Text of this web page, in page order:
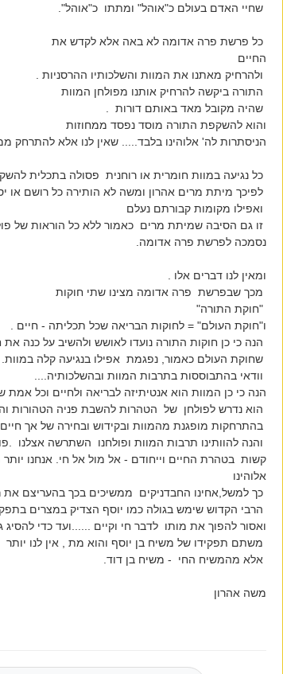
שחיי האדם בעולם כ"אוהל" ומתתו כ"אוהל".
כל פרשת פרה אדומה לא באה אלא לקדש את
החיים
ולהרחיק מאתנו את המוות והשלכותיו ההרסניות .
התורה ביקשה להרחיק אותנו מפולחן המוות
שהיה מקובל מאד באותם דורות .
והוא להשקפת התורה מוסד נפסד ממחוזות
הניסתרות לה' אלוהינו בלבד..... שאין לנו אלא להתרחק
כל נגיעה במוות חומרית או רוחנית פסולה בתכלית
לפיכך מיתת מרים אהרון ומשה לא הותירה כל רושם או
ואפילו מקומות קבורתם נעלם
זו גם הסיבה שמיתת מרים כאמור ללא כל הוראות של
נסמכה לפרשת פרה אדומה.
ומאין לנו דברים אלו .
מכך שבפרשת פרה אדומה מצינו שתי חוקות
"חוקת התורה"
ו"חוקת העולם" = לחוקות הבריאה שכל תכליתה - חיים .
הנה כי כן חוקות התורה נועדו לאושש ולהשיב על כנה את
שחוקת העולם כאמור, נפגמת אפילו בנגיעה קלה במוות.
וודאי בהתבוססות בתרבות המוות ובהשלכותיה....
הנה כי כן המוות הוא אנטיתיזה לבריאה ולחיים וכל אמת
הוא נדרש לפולחן של הטהרות להשבת פניה הטהורות
בהתרחקות מופגנת מהמוות ובקידוש ובחירה של אך חיים.
והנה להוותינו תרבות המוות ופולחנו השתרשה אצלנו
קשות בטהרת החיים וייחודם - אל מול אל חי. אנחנו
אלוהינו
כך למשל,אחינו החבדניקים ממשיכים בכך בהעריצם את
הרבי הקדוש שימש בגולה כמו יוסף הצדיק במצרים
ואסור להפוך את מותו לדבר חי וקיים ......ועד כדי להסיג
משתם תפקידו של משיח בן יוסף והוא מת , אין לנו יותר
אלא מהמשיח החי - משיח בן דוד.
משה אהרון